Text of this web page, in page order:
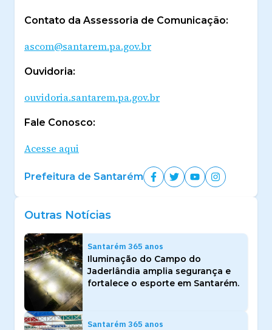
Contato da Assessoria de Comunicação:
ascom@santarem.pa.gov.br
Ouvidoria:
ouvidoria.santarem.pa.gov.br
Fale Conosco:
Acesse aqui
Prefeitura de Santarém
Outras Notícias
Santarém 365 anos
Iluminação do Campo do
Jaderlândia amplia segurança e
fortalece o esporte em Santarém.
Santarém 365 anos